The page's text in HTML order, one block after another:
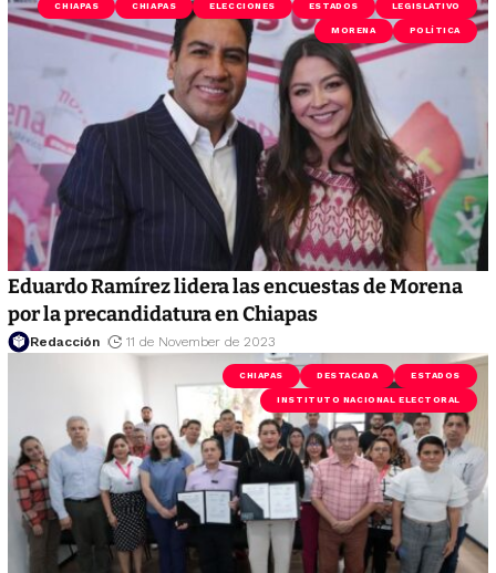
CHIAPAS CHIAPAS ELECCIONES ESTADOS LEGISLATIVO
MORENA POLÍTICA
Eduardo Ramírez lidera las encuestas de Morena
por la precandidatura en Chiapas
Redacción 11 de November de 2023
CHIAPAS DESTACADA ESTADOS
INSTITUTO NACIONAL ELECTORAL